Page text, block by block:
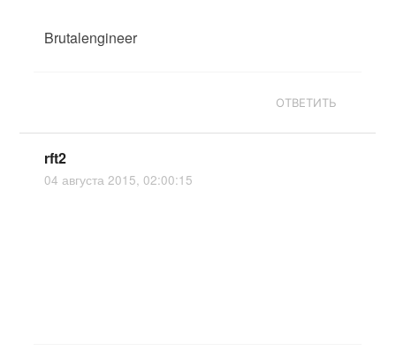
Brutalengineer
ОТВЕТИТЬ
rft2
04 августа 2015, 02:00:15